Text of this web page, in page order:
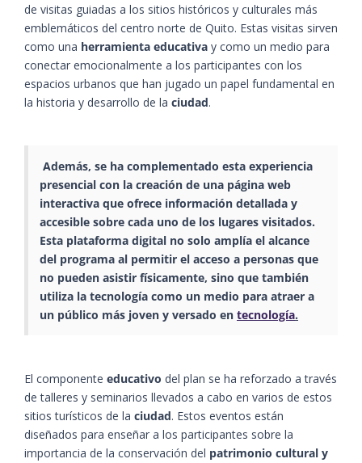
de visitas guiadas a los sitios históricos y culturales más
emblemáticos del centro norte de Quito. Estas visitas sirven
como una herramienta educativa y como un medio para
conectar emocionalmente a los participantes con los
espacios urbanos que han jugado un papel fundamental en
la historia y desarrollo de la ciudad.
Además, se ha complementado esta experiencia
presencial con la creación de una página web
interactiva que ofrece información detallada y
accesible sobre cada uno de los lugares visitados.
Esta plataforma digital no solo amplía el alcance
del programa al permitir el acceso a personas que
no pueden asistir físicamente, sino que también
utiliza la tecnología como un medio para atraer a
un público más joven y versado en tecnología.
El componente educativo del plan se ha reforzado a través
de talleres y seminarios llevados a cabo en varios de estos
sitios turísticos de la ciudad. Estos eventos están
diseñados para enseñar a los participantes sobre la
importancia de la conservación del patrimonio cultural y